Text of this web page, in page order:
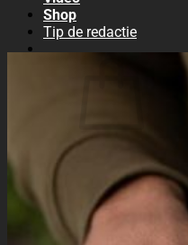
Shop
Tip de redactie
Geen producten
Terug naar
Zoeken
naar: